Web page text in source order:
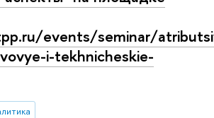
events/seminar/
i-tekhnicheskie-